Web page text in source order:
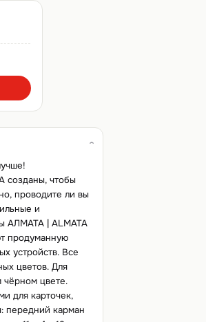
созданы, чтобы
проводите ли вы
и
АЛМАТА | ALMATA
продуманную
устройств. Все
цветов. Для
чёрном цвете.
для карточек,
передний карман